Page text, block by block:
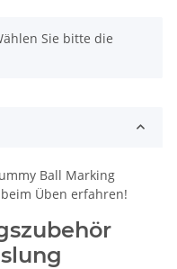
Sie bitte die
Ball Marking
Üben erfahren!